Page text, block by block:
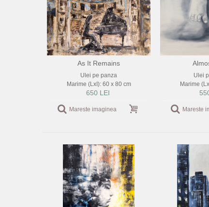
As It Remains
Ulei pe panza
Marime (LxI): 60 x 80 cm
650 LEI
Mareste imaginea
Ulei
Marime
Mareste